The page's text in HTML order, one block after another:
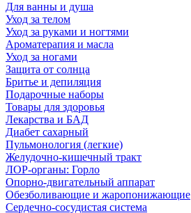
Для ванны и душа
Уход за телом
Уход за руками и ногтями
Ароматерапия и масла
Уход за ногами
Защита от солнца
Бритье и депиляция
Подарочные наборы
Товары для здоровья
Лекарства и БАД
Диабет сахарный
Пульмонология (легкие)
Желудочно-кишечный тракт
ЛОР-органы: Горло
Опорно-двигательный аппарат
Обезболивающие и жаропонижающие
Сердечно-сосудистая система